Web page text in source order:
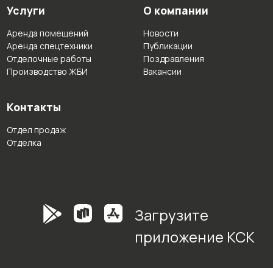
Услуги
Аренда помещений
Аренда спецтехники
Отделочные работы
Производство ЖБИ
О компании
Новости
Публикации
Поздравления
Вакансии
Контакты
Отдел продаж
Отделка
Загрузите
приложение КСК